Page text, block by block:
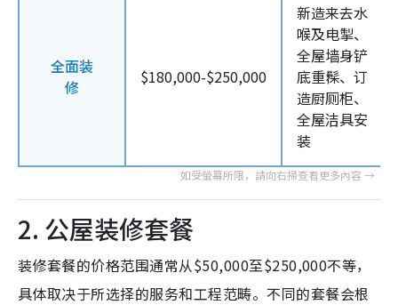
全面装
修
$180,000-$250,000
新造来去水
喉及电掣、
全屋墙身铲
底重髹、订
造厨厕柜、
全屋洁具安
装
2. 公屋装修套餐
装修套餐的价格范围通常从$50,000至$250,000不等，
具体取决于所选择的服务和工程范畴。不同的套餐会根